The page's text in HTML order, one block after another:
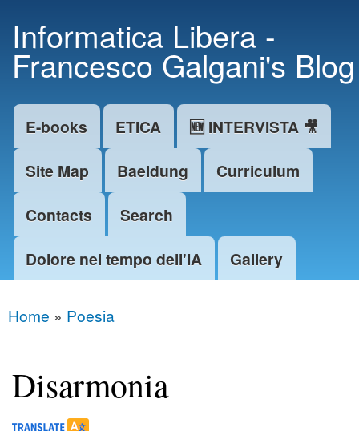
main
content
Informatica Libera -
Francesco Galgani's Blog
Main menu
E-books ETICA
🆕 INTERVISTA 🎥
Site Map
Baeldung
Curriculum
Contacts
Search
Dolore nel tempo dell'IA
Gallery
You are here
Home » Poesia
Disarmonia